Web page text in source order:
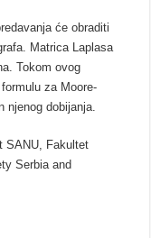
će obraditi
Matrica Laplasa
Tokom ovog
za Moore-
njenog dobijanja.
SANU, Fakultet
Serbia and